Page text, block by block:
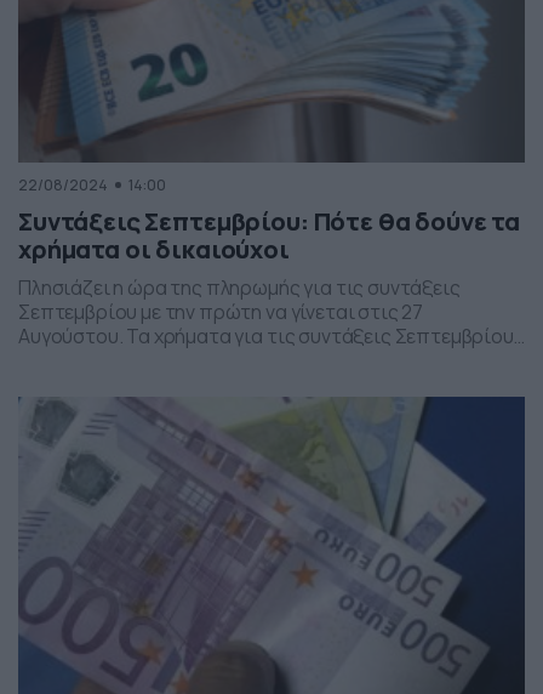
22/08/2024 14:00
Συντάξεις Σεπτεμβρίου: Πότε θα δούνε τα
χρήματα οι δικαιούχοι
Πλησιάζει η ώρα της πληρωμής για τις συντάξεις
Σεπτεμβρίου με την πρώτη να γίνεται στις 27
Αυγούστου. Τα χρήματα για τις συντάξεις Σεπτεμβρίου
τελευταία εργάσιμη ημέρα του προηγούμενου μήνα θα
καταβάλλονται οι συντάξεις των τέως Ταμείων Μη
Μισθωτών [ΟΓΑ, ΟΑΕΕ, […]